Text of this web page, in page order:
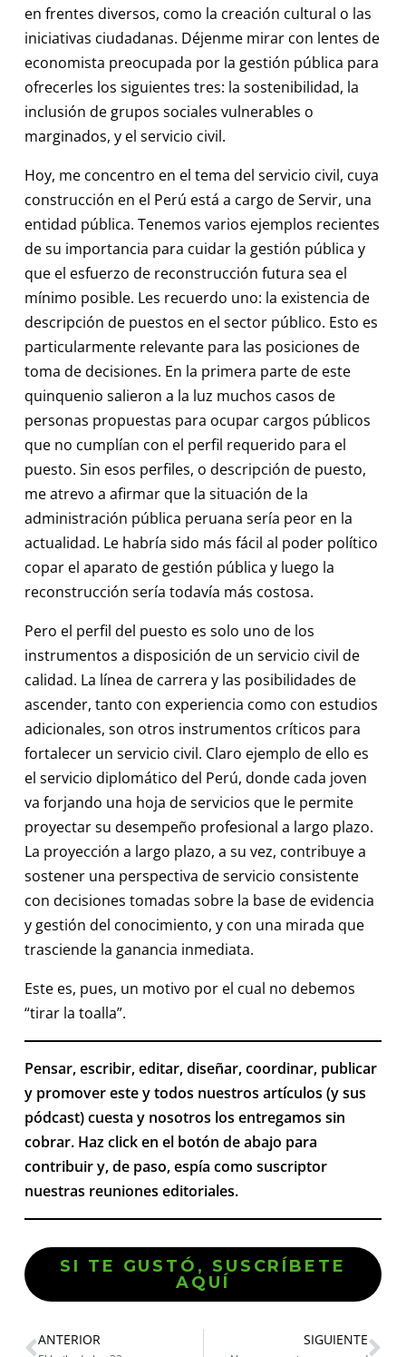
en frentes diversos, como la creación cultural o las
iniciativas ciudadanas. Déjenme mirar con lentes de
economista preocupada por la gestión pública para
ofrecerles los siguientes tres: la sostenibilidad, la
inclusión de grupos sociales vulnerables o
marginados, y el servicio civil.
Hoy, me concentro en el tema del servicio civil, cuya
construcción en el Perú está a cargo de Servir, una
entidad pública. Tenemos varios ejemplos recientes
de su importancia para cuidar la gestión pública y
que el esfuerzo de reconstrucción futura sea el
mínimo posible. Les recuerdo uno: la existencia de
descripción de puestos en el sector público. Esto es
particularmente relevante para las posiciones de
toma de decisiones. En la primera parte de este
quinquenio salieron a la luz muchos casos de
personas propuestas para ocupar cargos públicos
que no cumplían con el perfil requerido para el
puesto. Sin esos perfiles, o descripción de puesto,
me atrevo a afirmar que la situación de la
administración pública peruana sería peor en la
actualidad. Le habría sido más fácil al poder político
copar el aparato de gestión pública y luego la
reconstrucción sería todavía más costosa.
Pero el perfil del puesto es solo uno de los
instrumentos a disposición de un servicio civil de
calidad. La línea de carrera y las posibilidades de
ascender, tanto con experiencia como con estudios
adicionales, son otros instrumentos críticos para
fortalecer un servicio civil. Claro ejemplo de ello es
el servicio diplomático del Perú, donde cada joven
va forjando una hoja de servicios que le permite
proyectar su desempeño profesional a largo plazo.
La proyección a largo plazo, a su vez, contribuye a
sostener una perspectiva de servicio consistente
con decisiones tomadas sobre la base de evidencia
y gestión del conocimiento, y con una mirada que
trasciende la ganancia inmediata.
Este es, pues, un motivo por el cual no debemos
“tirar la toalla”.
Pensar, escribir, editar, diseñar, coordinar, publicar
y promover este y todos nuestros artículos (y sus
pódcast) cuesta y nosotros los entregamos sin
cobrar. Haz click en el botón de abajo para
contribuir y, de paso, espía como suscriptor
nuestras reuniones editoriales.
SI TE GUSTÓ, SUSCRÍBETE
AQUÍ
ANTERIOR SIGUIENTE